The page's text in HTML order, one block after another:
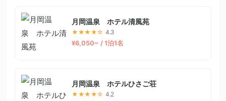
月岡温泉 ホテル清風苑
★★★★☆ 4.3
¥6,050~ / 1泊1名
月岡温泉 ホテルひさご荘
★★★★☆ 4.2